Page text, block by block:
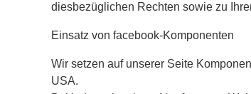
diesbezüglichen Rechten sowie zu
Einsatz von facebook-Komponenten
Wir setzen auf unserer Seite
USA.